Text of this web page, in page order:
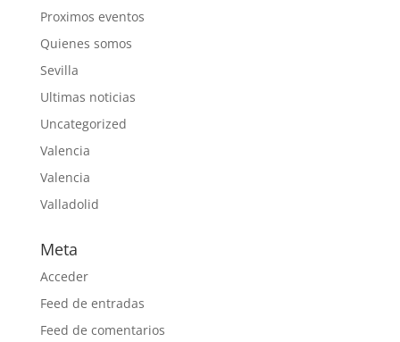
Proximos eventos
Quienes somos
Sevilla
Ultimas noticias
Uncategorized
Valencia
Valencia
Valladolid
Meta
Acceder
Feed de entradas
Feed de comentarios